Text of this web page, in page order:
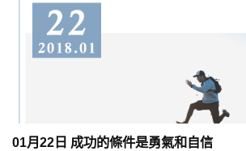
01月22日 成功的條件是勇氣和自信